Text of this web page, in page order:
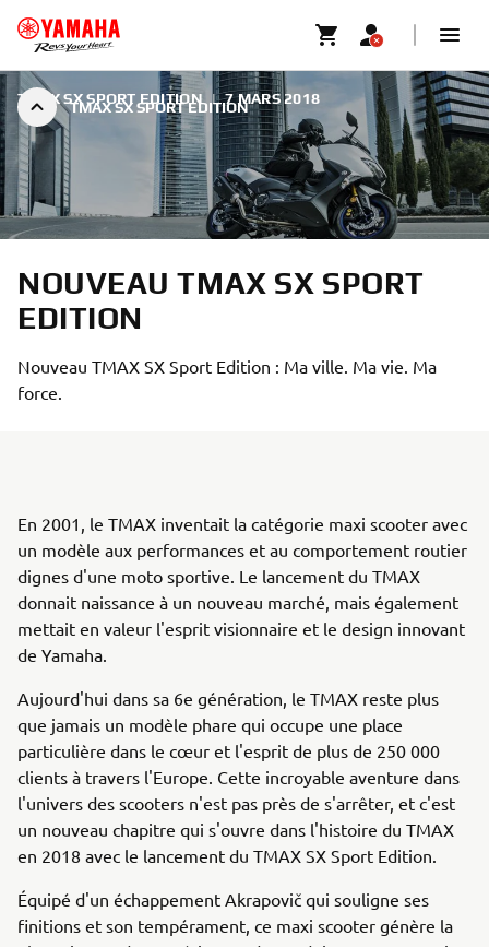
TMAX SX SPORT EDITION
TMAX SX SPORT EDITION | 7 MARS 2018
NOUVEAU TMAX SX SPORT
EDITION
Nouveau TMAX SX Sport Edition : Ma ville. Ma vie. Ma
force.
En 2001, le TMAX inventait la catégorie maxi scooter avec
un modèle aux performances et au comportement routier
dignes d'une moto sportive. Le lancement du TMAX
donnait naissance à un nouveau marché, mais également
mettait en valeur l'esprit visionnaire et le design innovant
de Yamaha.
Aujourd'hui dans sa 6e génération, le TMAX reste plus
que jamais un modèle phare qui occupe une place
particulière dans le cœur et l'esprit de plus de 250 000
clients à travers l'Europe. Cette incroyable aventure dans
l'univers des scooters n'est pas près de s'arrêter, et c'est
un nouveau chapitre qui s'ouvre dans l'histoire du TMAX
en 2018 avec le lancement du TMAX SX Sport Edition.
Équipé d'un échappement Akrapovič qui souligne ses
finitions et son tempérament, ce maxi scooter génère la